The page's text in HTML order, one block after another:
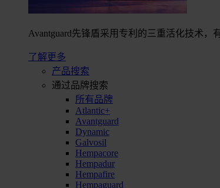
Avantguard先锋盾采用专利的三重活化技术
了解更多
产品搜索
通过品牌搜索
所有品牌
Atlantic+
Avantguard
Dynamic
Galvosil
Hempacore
Hempadur
Hempafire
Hempaguard